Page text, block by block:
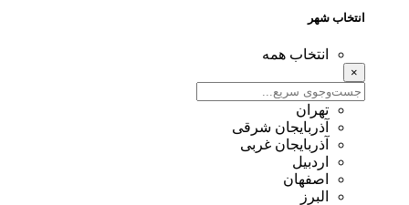
انتخاب شهر
انتخاب همه
×
تهران
آذربایجان شرقی
آذربایجان غربی
اردبیل
اصفهان
البرز